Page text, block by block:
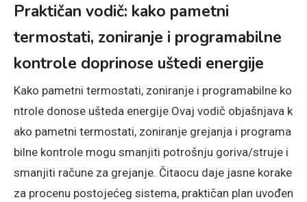
Praktičan vodič: kako pametni
termostati, zoniranje i programabilne
kontrole doprinose uštedi energije
Kako pametni termostati, zoniranje i programabilne ko
ntrole donose ušteda energije Ovaj vodič objašnjava k
ako pametni termostati, zoniranje grejanja i programa
bilne kontrole mogu smanjiti potrošnju goriva/struje i
smanjiti račune za grejanje. Čitaocu daje jasne korake
za procenu postojećeg sistema, praktičan plan uvođen